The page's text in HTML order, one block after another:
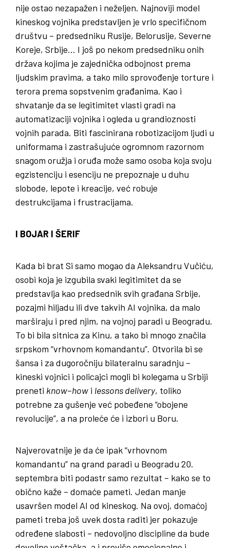
nije ostao nezapažen i neželjen. Najnoviji model
kineskog vojnika predstavljen je vrlo specifičnom
društvu – predsedniku Rusije, Belorusije, Severne
Koreje, Srbije… I još po nekom predsedniku onih
država kojima je zajednička odbojnost prema
ljudskim pravima, a tako milo sprovođenje torture i
terora prema sopstvenim građanima. Kao i
shvatanje da se legitimitet vlasti gradi na
automatizaciji vojnika i ogleda u grandioznosti
vojnih parada. Biti fascinirana robotizacijom ljudi u
uniformama i zastrašujuće ogromnom razornom
snagom oružja i oruđa može samo osoba koja svoju
egzistenciju i esenciju ne prepoznaje u duhu
slobode, lepote i kreacije, već robuje
destrukcijama i frustracijama.
I BOJAR I ŠERIF
Kada bi brat Si samo mogao da Aleksandru Vučiću,
osobi koja je izgubila svaki legitimitet da se
predstavlja kao predsednik svih građana Srbije,
pozajmi hiljadu ili dve takvih AI vojnika, da malo
marširaju i pred njim, na vojnoj paradi u Beogradu.
To bi bila sitnica za Kinu, a tako bi mnogo značila
srpskom “vrhovnom komandantu”. Otvorila bi se
šansa i za dugoročniju bilateralnu saradnju –
kineski vojnici i policajci mogli bi kolegama u Srbiji
preneti know–how i lessons delivery, toliko
potrebne za gušenje već pobeđene “obojene
revolucije”, a na proleće će i izbori u Boru.
Najverovatnije je da će ipak “vrhovnom
komandantu” na grand paradi u Beogradu 20.
septembra biti podastr samo rezultat – kako se to
obično kaže – domaće pameti. Jedan manje
usavršen model AI od kineskog. Na ovoj, domaćoj
pameti treba još uvek dosta raditi jer pokazuje
određene slabosti – nedovoljno discipline da bude